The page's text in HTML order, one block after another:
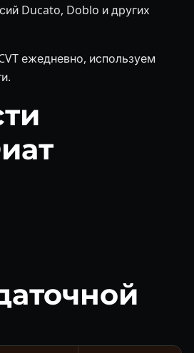
Ducato, Doblo и других
ежедневно, используем